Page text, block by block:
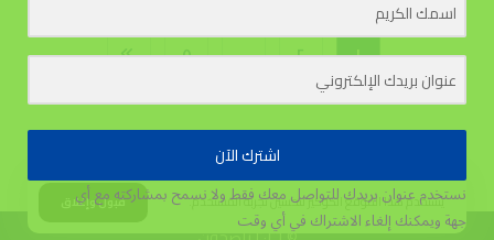
١ ٢ … ٥
يستخدم هذا الموقع الكوكيز لتحسين تجربة المستخدم. قبول وإغلاق
اشترك الآن
نستخدم عنوان بريدك للتواصل معك فقط ولا نسمح بمشاركته مع أي
جهةويمكنك إلغاء الاشتراك في أي وقت